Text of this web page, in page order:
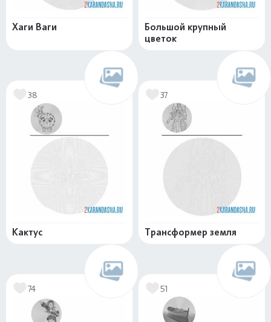
Хаги Ваги
Большой крупный
цветок
38
Кактус
37
Трансформер земля
74 51